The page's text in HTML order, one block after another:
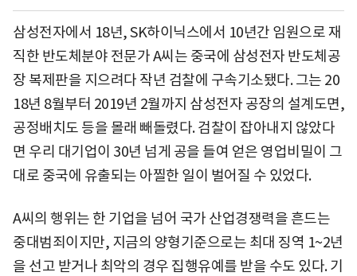
삼성전자에서 18년, SK하이닉스에서 10년간 임원으로 재
직한 반도체분야 전문가 A씨는 중국에 삼성전자 반도체공
장 복제판을 지으려다 작년 검찰에 구속기소됐다. 그는 20
18년 8월부터 2019년 2월까지 삼성전자 공장의 설계도면,
공정배치도 등을 몰래 빼돌렸다. 검찰이 잡아내지 않았다
면 우리 대기업이 30년 넘게 공을 들여 얻은 영업비밀이 그
대로 중국에 유출되는 아찔한 일이 벌어질 수 있었다.
A씨의 행위는 한 기업을 넘어 국가 산업경쟁력을 흔드는
중대범죄이지만, 지금의 양형기준으로는 최대 징역 1~2년
을 선고 받거나 최악의 경우 집행유예를 받을 수도 있다. 기